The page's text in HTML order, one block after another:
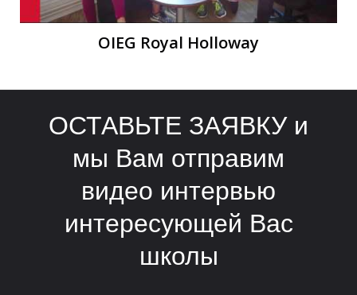
OIEG Royal Holloway
ОСТАВЬТЕ ЗАЯВКУ и
мы Вам отправим
видео интервью
интересующей Вас
школы